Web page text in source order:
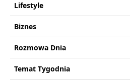
Lifestyle
Biznes
Rozmowa Dnia
Temat Tygodnia